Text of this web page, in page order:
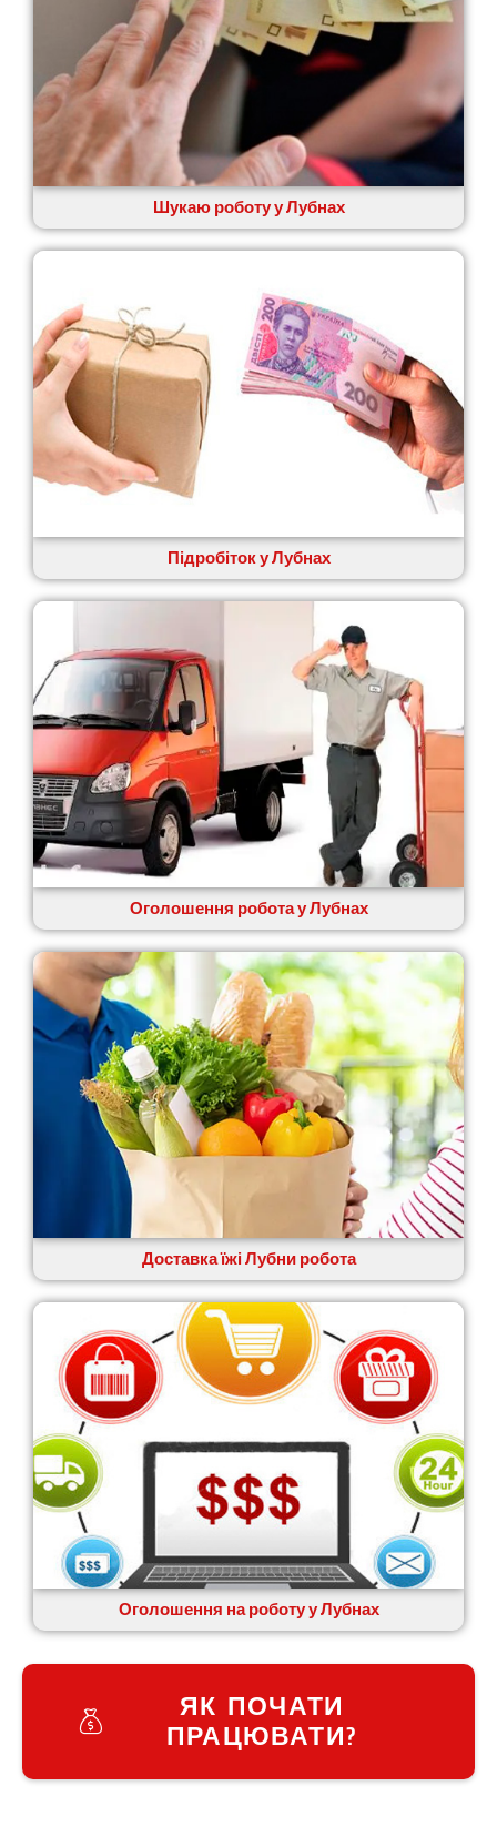
Світловодськ
Святопетрівське
Тальне
Тарасівка
Тернопіль
Тернівка
Трускавець
Тульчин
Українка
Умань
Васильків
Великі Лази
Великий Омеляник
Верхнедніпровськ
Вільнянськ
Вінниця
Винники
Вишенки
Вовчинець
Вознесенськ
Яготин
Южне
Южноукраїнськ
Запоріжжя
Зарічани
Зазим’я
Здолбунів
Жовті Води
Житомир
Зміїв
Звенигородка
Звягель
Шукаю роботу у Лубнах
Підробіток у Лубнах
Оголошення робота у Лубнах
Доставка їжі Лубни робота
Оголошення на роботу у Лубнах
ЯК ПОЧАТИ
ПРАЦЮВАТИ?